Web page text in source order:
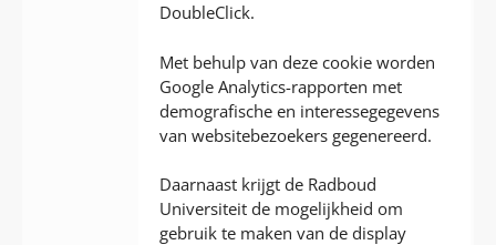
DoubleClick.
Met behulp van deze cookie worden
Google Analytics-rapporten met
demografische en interessegegevens
van websitebezoekers gegenereerd.
Daarnaast krijgt de Radboud
Universiteit de mogelijkheid om
gebruik te maken van de display